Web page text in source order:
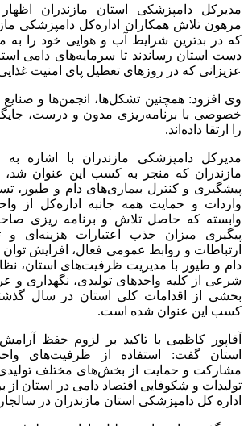
مدیرکل دامپزشکی استان مازندران
مرهون تلاش همکاران اداره‌کل دامپزشکی
که در بدترین شرایط آب و هوایی خود را به
دست استان رساندند تا سرمایه‌های دامی
عزیزانی که در روزهای تعطیل پای امنیت
وی افزود: همچنین تشکل‌ها، انجمن‌ها و
خصوصی با برنامه‌ریزی مدون و درست،
را ارتقا داده‌اند.
مدیرکل دامپزشکی مازندران با اشاره به
مازندران که منجر به کسب این عنوان شد،
پیشگیری و کنترل بیماری‌های دام و طیور،
واردات و حمایت همه جانبه اداره‌کل از
وابسته که حاصل تلاش و برنامه ریزی
پیگیری میزان جذب اعتبارات هزینه‌ای و
ارتباطات و روابط عمومی فعال، افزایش
دام و طیور با مدیریت ظرفیت‌های استان،
شرعی از کلیه واحدهای تولیدی، نگهداری و
بخشی از اقدامات کلی استان در سال
کسب این عنوان شده است.
آقاپور کاظمی با تاکید بر لزوم حفظ
استان گفت: استفاده از ظرفیت‌های
مشارکت و حمایت از بخش‌های مختلف
تولیدات و شکوفایی اقتصاد دامی در استان از
اداره کل دامپزشکی استان مازندران در